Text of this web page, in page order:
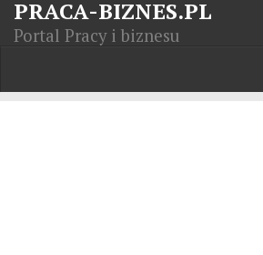
PRACA-BIZNES.PL
Portal Pracy i biznesu